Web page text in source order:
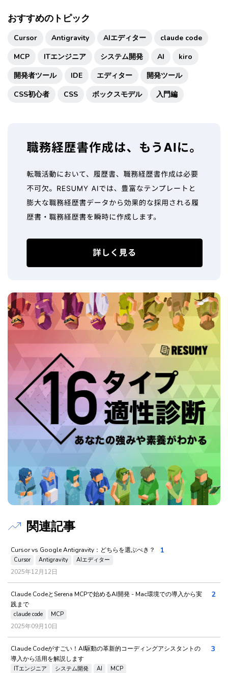
おすすめのトピック
Cursor Antigravity AIエディター
claude code
MCP
ITエンジニア システム開発 AI
kiro
開発者ツール
IDE エディター
開発ツール
CSS初心者
CSS ボックスモデル 入門編
関連記事
Cursor vs Google Antigravity：どちらを選ぶべき？
Cursor Antigravity AIエディター
2025年12月12日
1
Claude CodeとSerena MCPで始めるAI開発 - Mac環境での導入から実
践まで
claude code MCP
2025年09月10日
2
Claude Codeがすごい！AI駆動の革新的コーディングアシスタントの
導入から活用を解説します
ITエンジニア システム開発 AI MCP
3